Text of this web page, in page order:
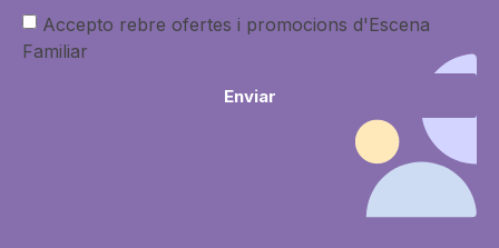
Accepto rebre ofertes i promocions d'Escena
Familiar
Enviar